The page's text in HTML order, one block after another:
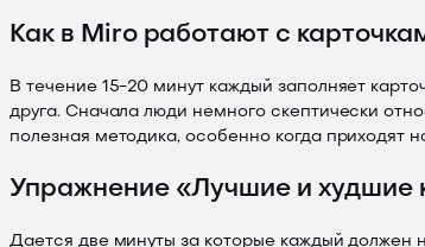
Как в Miro работают с
В течение 15-20 минут каждый заполняет
друга. Сначала люди немного скептически
полезная методика, особенно когда
Упражнение «Лучшие и худшие
Дается две минуты за которые каждый должен